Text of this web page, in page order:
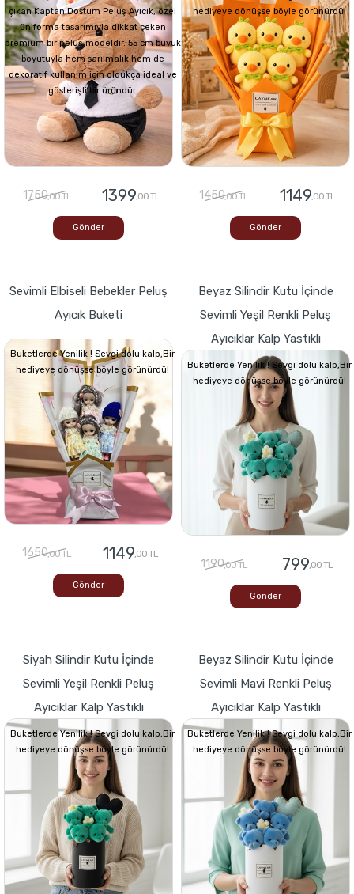
çıkan Kaptan Dostum Peluş Ayıcık, özel
üniforma tasarımıyla dikkat çeken
premium bir peluş modeldir. 55 cm büyük
boyutuyla hem sarılmalık hem de
dekoratif kullanım için oldukça ideal ve
gösterişli bir üründür.
1750,00 TL 1399,00 TL
Gönder
hediyeye dönüşse böyle görünürdü!
1450,00 TL 1149,00 TL
Gönder
Sevimli Elbiseli Bebekler Peluş
Ayıcık Buketi
Buketlerde Yenilik ! Sevgi dolu kalp,Bir
hediyeye dönüşse böyle görünürdü!
1650,00 TL 1149,00 TL
Gönder
Beyaz Silindir Kutu İçinde
Sevimli Yeşil Renkli Peluş
Ayıcıklar Kalp Yastıklı
Buketlerde Yenilik ! Sevgi dolu kalp,Bir
hediyeye dönüşse böyle görünürdü!
1190,00 TL 799,00 TL
Gönder
Siyah Silindir Kutu İçinde
Sevimli Yeşil Renkli Peluş
Ayıcıklar Kalp Yastıklı
Buketlerde Yenilik ! Sevgi dolu kalp,Bir
hediyeye dönüşse böyle görünürdü!
Beyaz Silindir Kutu İçinde
Sevimli Mavi Renkli Peluş
Ayıcıklar Kalp Yastıklı
Buketlerde Yenilik ! Sevgi dolu kalp,Bir
hediyeye dönüşse böyle görünürdü!